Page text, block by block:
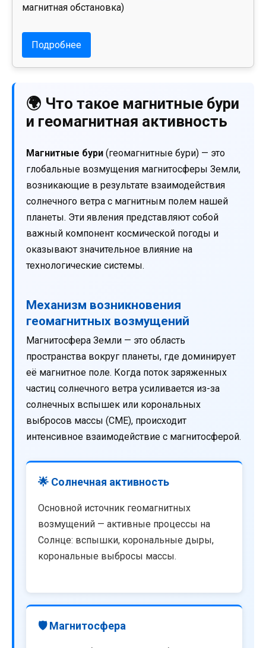
магнитная обстановка)
Подробнее
🌍 Что такое магнитные бури
и геомагнитная активность
Магнитные бури (геомагнитные бури) — это
глобальные возмущения магнитосферы Земли,
возникающие в результате взаимодействия
солнечного ветра с магнитным полем нашей
планеты. Эти явления представляют собой
важный компонент космической погоды и
оказывают значительное влияние на
технологические системы.
Механизм возникновения
геомагнитных возмущений
Магнитосфера Земли — это область
пространства вокруг планеты, где доминирует
её магнитное поле. Когда поток заряженных
частиц солнечного ветра усиливается из-за
солнечных вспышек или корональных
выбросов массы (CME), происходит
интенсивное взаимодействие с магнитосферой.
🌟 Солнечная активность
Основной источник геомагнитных
возмущений — активные процессы на
Солнце: вспышки, корональные дыры,
корональные выбросы массы.
🛡️ Магнитосфера